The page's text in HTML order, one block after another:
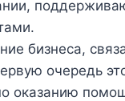
бизнеса,
очередь
оказанию